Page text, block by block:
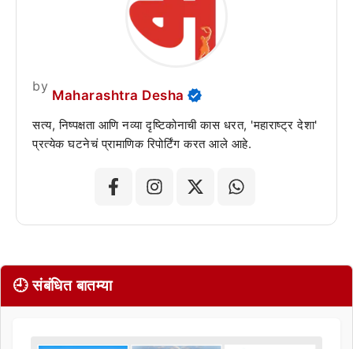
by
Maharashtra Desha
सत्य, निष्पक्षता आणि नव्या दृष्टिकोनाची कास धरत, 'महाराष्ट्र देशा'
प्रत्येक घटनेचं प्रामाणिक रिपोर्टिंग करत आले आहे.
🕘 संबंधित बातम्या